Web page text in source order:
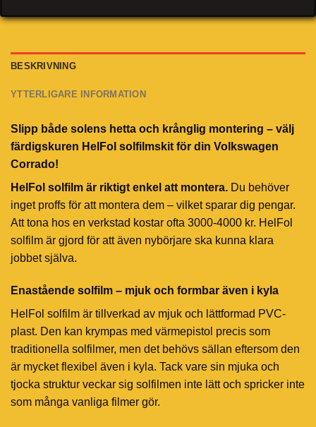
BESKRIVNING
YTTERLIGARE INFORMATION
Slipp både solens hetta och krånglig montering – välj
färdigskuren HelFol solfilmskit för din Volkswagen
Corrado!
HelFol solfilm är riktigt enkel att montera. Du behöver
inget proffs för att montera dem – vilket sparar dig pengar.
Att tona hos en verkstad kostar ofta 3000-4000 kr. HelFol
solfilm är gjord för att även nybörjare ska kunna klara
jobbet själva.
Enastående solfilm – mjuk och formbar även i kyla
HelFol solfilm är tillverkad av mjuk och lättformad PVC-
plast. Den kan krympas med värmepistol precis som
traditionella solfilmer, men det behövs sällan eftersom den
är mycket flexibel även i kyla. Tack vare sin mjuka och
tjocka struktur veckar sig solfilmen inte lätt och spricker inte
som många vanliga filmer gör.